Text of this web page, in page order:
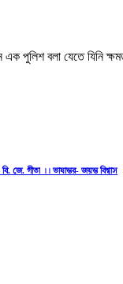
পুলিশ বলা যেতে যিনি
বি. জে. গীতা ।। ভাষান্তর- জয়ন্ত বিশ্বাস